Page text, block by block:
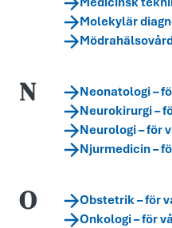
Molekylär
N
Neonatologi –
Neurokirurgi –
Neurologi – för
Njurmedicin –
O
Obstetrik – för
Onkologi – för